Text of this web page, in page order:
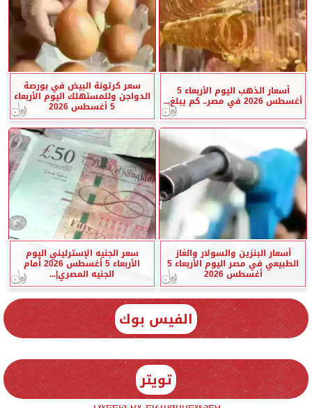
أسعار الذهب اليوم الأربعاء 5
أغسطس 2026 في مصر.. كم يبلغ...
سعر كرتونة البيض في بورصة
الدواجن وللمستهلك اليوم الأربعاء
5 أغسطس 2026
أسعار البنزين والسولار والغاز
الطبيعي في مصر اليوم الأربعاء 5
أغسطس 2026
سعر الجنيه الإسترليني اليوم
الأربعاء 5 أغسطس 2026 أمام
الجنيه المصري|...
الفيس بوك
تويتر